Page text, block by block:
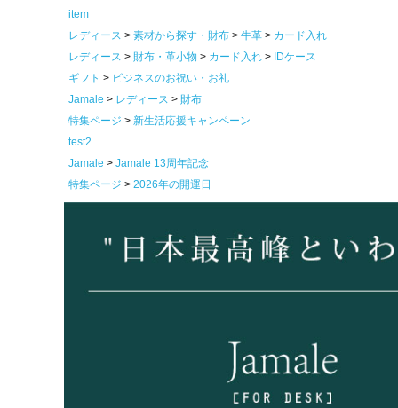
item
レディース
素材から探す・財布 牛革
カード入れ
レディース
財布・革小物 カード入れ
IDケース
ギフト
ビジネスのお祝い・お礼
Jamale
レディース
財布
特集ページ
新生活応援キャンペーン
test2
Jamale
Jamale 13周年記念
特集ページ
2026年の開運日